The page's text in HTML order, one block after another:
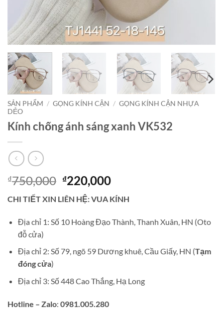
SẢN PHẨM / GỌNG KÍNH CẬN / GỌNG KÍNH CẬN NHỰA
DẺO
Kính chống ánh sáng xanh VK532
₫750,000 Giá
gốc
là:
₫750,000.
₫220,000Giá
hiện
tại
₫220,000.
CHI TIẾT XIN LIÊN HỆ: VUA KÍNH
Địa chỉ 1: Số 10 Hoàng Đạo Thành, Thanh Xuân, HN (Oto
đỗ cửa)
Địa chỉ 2: Số 79, ngõ 59 Dương khuê, Cầu Giấy, HN (Tạm
đóng cửa)
Địa chỉ 3: Số 448 Cao Thắng, Hạ Long
Hotline – Zalo: 0981.005.280